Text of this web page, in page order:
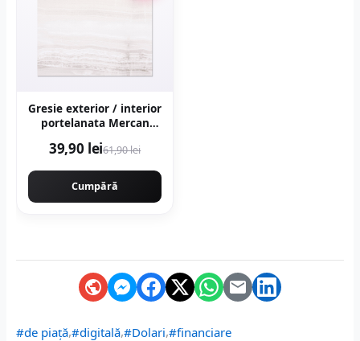
Gresie exterior / interior
portelanata Mercan
lucioasa tip marmura
39,90 lei61,90 lei
Cumpără
#de piață,#digitală,#Dolari,#financiare